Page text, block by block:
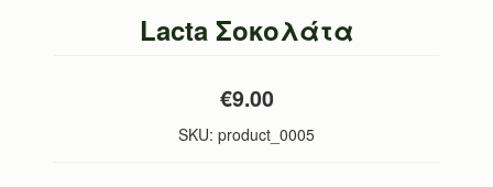
Lacta Σοκολάτα
€9.00
SKU: product_0005